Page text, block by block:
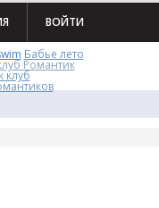
ВОЙТИ
Бабье лето
Романтик
клуб